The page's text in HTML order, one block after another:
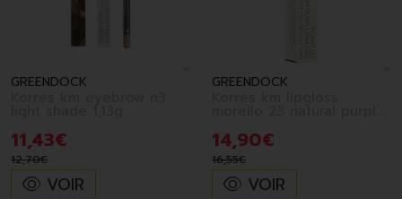
GREENDOCK
11,43€
12,70€
VOIR
GREENDOCK
14,90€
16,55€
VOIR